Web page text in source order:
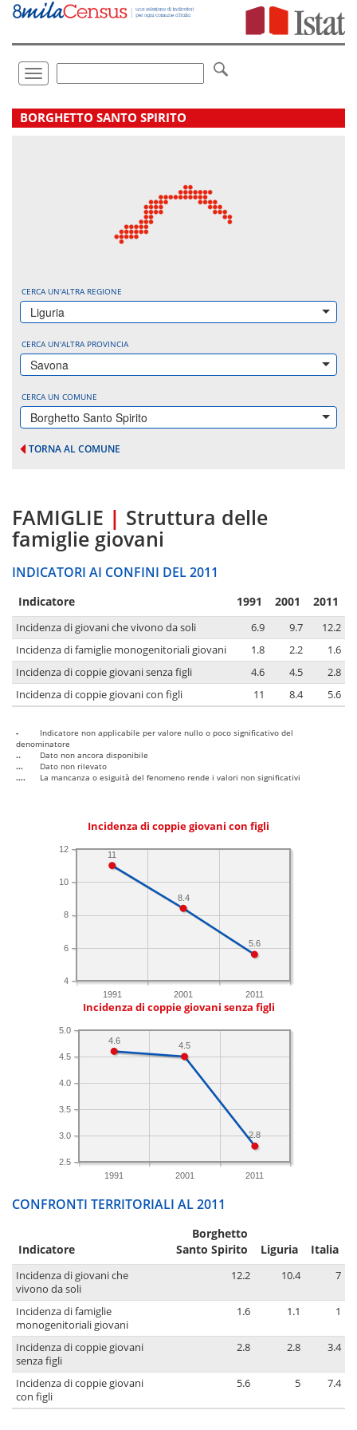
Vai
direttamente
Toggle
navigation
.
BORGHETTO SANTO SPIRITO
CERCA UN'ALTRA REGIONE
Liguria
CERCA UN'ALTRA PROVINCIA
Savona
CERCA UN COMUNE
Borghetto Santo Spirito
TORNA AL COMUNE
FAMIGLIE | Struttura delle
famiglie giovani
INDICATORI AI CONFINI DEL 2011
Indicatore 1991 2001 2011
Incidenza di giovani che vivono da soli 6.9 9.7
12.2
Incidenza di famiglie monogenitoriali giovani
1.8 2.2
1.6
Incidenza di coppie giovani senza figli
4.6 4.5
2.8
Incidenza di coppie giovani con figli
11 8.4 5.6
-
Indicatore non applicabile per valore nullo o poco significativo del
denominatore
..
Dato non ancora disponibile
...
Dato non rilevato
....
La mancanza o esiguità del fenomeno rende i valori non significativi
Incidenza di coppie giovani con figli
1991 2001 2011
4
6
8
10
12
5.6
8.4
11
Incidenza di coppie giovani senza figli
1991 2001 2011
2.5
3.0
3.5
4.0
4.5
5.0
2.8
4.5
4.6
CONFRONTI TERRITORIALI AL 2011
Indicatore
Borghetto
Santo Spirito
Liguria Italia
Incidenza di giovani che
vivono da soli
12.2 10.4 7
Incidenza di famiglie
monogenitoriali giovani
1.6 1.1 1
Incidenza di coppie giovani
senza figli
2.8 2.8 3.4
Incidenza di coppie giovani
con figli
5.6 5 7.4